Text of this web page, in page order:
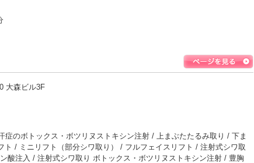
大森ビル3F
症のボトックス・ボツリヌストキシン注射 / 上まぶたたるみ取り / 下ま
ト / ミニリフト（部分シワ取り） / フルフェイスリフト / 注射式シワ取
酸注入 / 注射式シワ取り ボトックス・ボツリヌストキシン注射 / 豊胸